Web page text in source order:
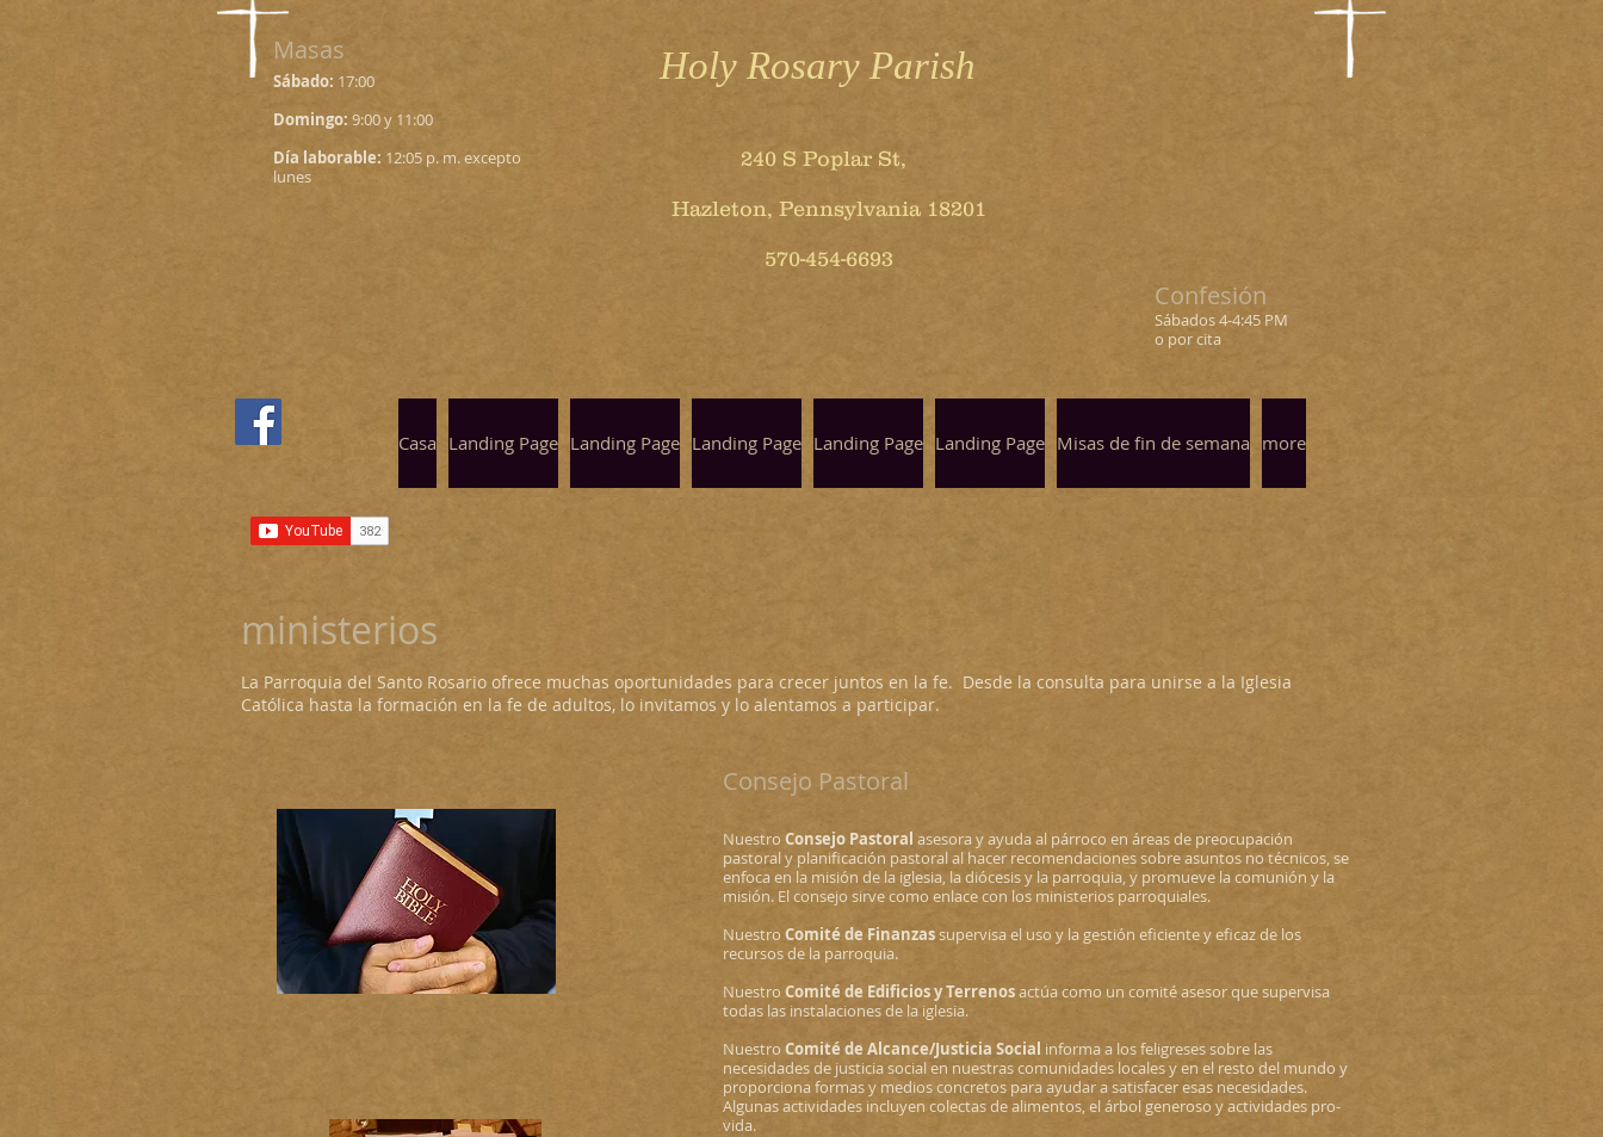
Masas
Sábado: 17:00
Domingo: 9:00 y 11:00
Día laborable: 12:05 p. m. excepto
lunes
Holy Rosary Parish
240 S Poplar St,
Hazleton, Pennsylvania 18201
570-454-6693
Confesión
Sábados 4-4:45 PM
o por cita
Casa Landing Page Landing Page Landing Page Landing Page Landing Page Misas de fin de semana more
ministerios
La Parroquia del Santo Rosario ofrece muchas oportunidades para crecer juntos en la fe. Desde la consulta para unirse a la Iglesia
Católica hasta la formación en la fe de adultos, lo invitamos y lo alentamos a participar.
Consejo Pastoral
Nuestro Consejo Pastoral asesora y ayuda al párroco en áreas de preocupación
pastoral y planificación pastoral al hacer recomendaciones sobre asuntos no técnicos, se
enfoca en la misión de la iglesia, la diócesis y la parroquia, y promueve la comunión y la
misión. El consejo sirve como enlace con los ministerios parroquiales.
Nuestro Comité de Finanzassupervisa el uso y la gestión eficiente y eficaz de los
recursos de la parroquia.
Nuestro Comité de Edificios y Terrenosactúa como un comité asesor que supervisa
todas las instalaciones de la iglesia.
Nuestro Comité de Alcance/Justicia Social informa a los feligreses sobre las
necesidades de justicia social en nuestras comunidades locales y en el resto del mundo y
proporciona formas y medios concretos para ayudar a satisfacer esas necesidades.
Algunas actividades incluyen colectas de alimentos, el árbol generoso y actividades pro-
vida.